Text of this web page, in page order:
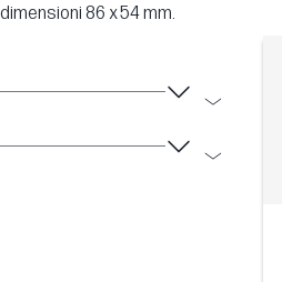
86 x 54 mm.